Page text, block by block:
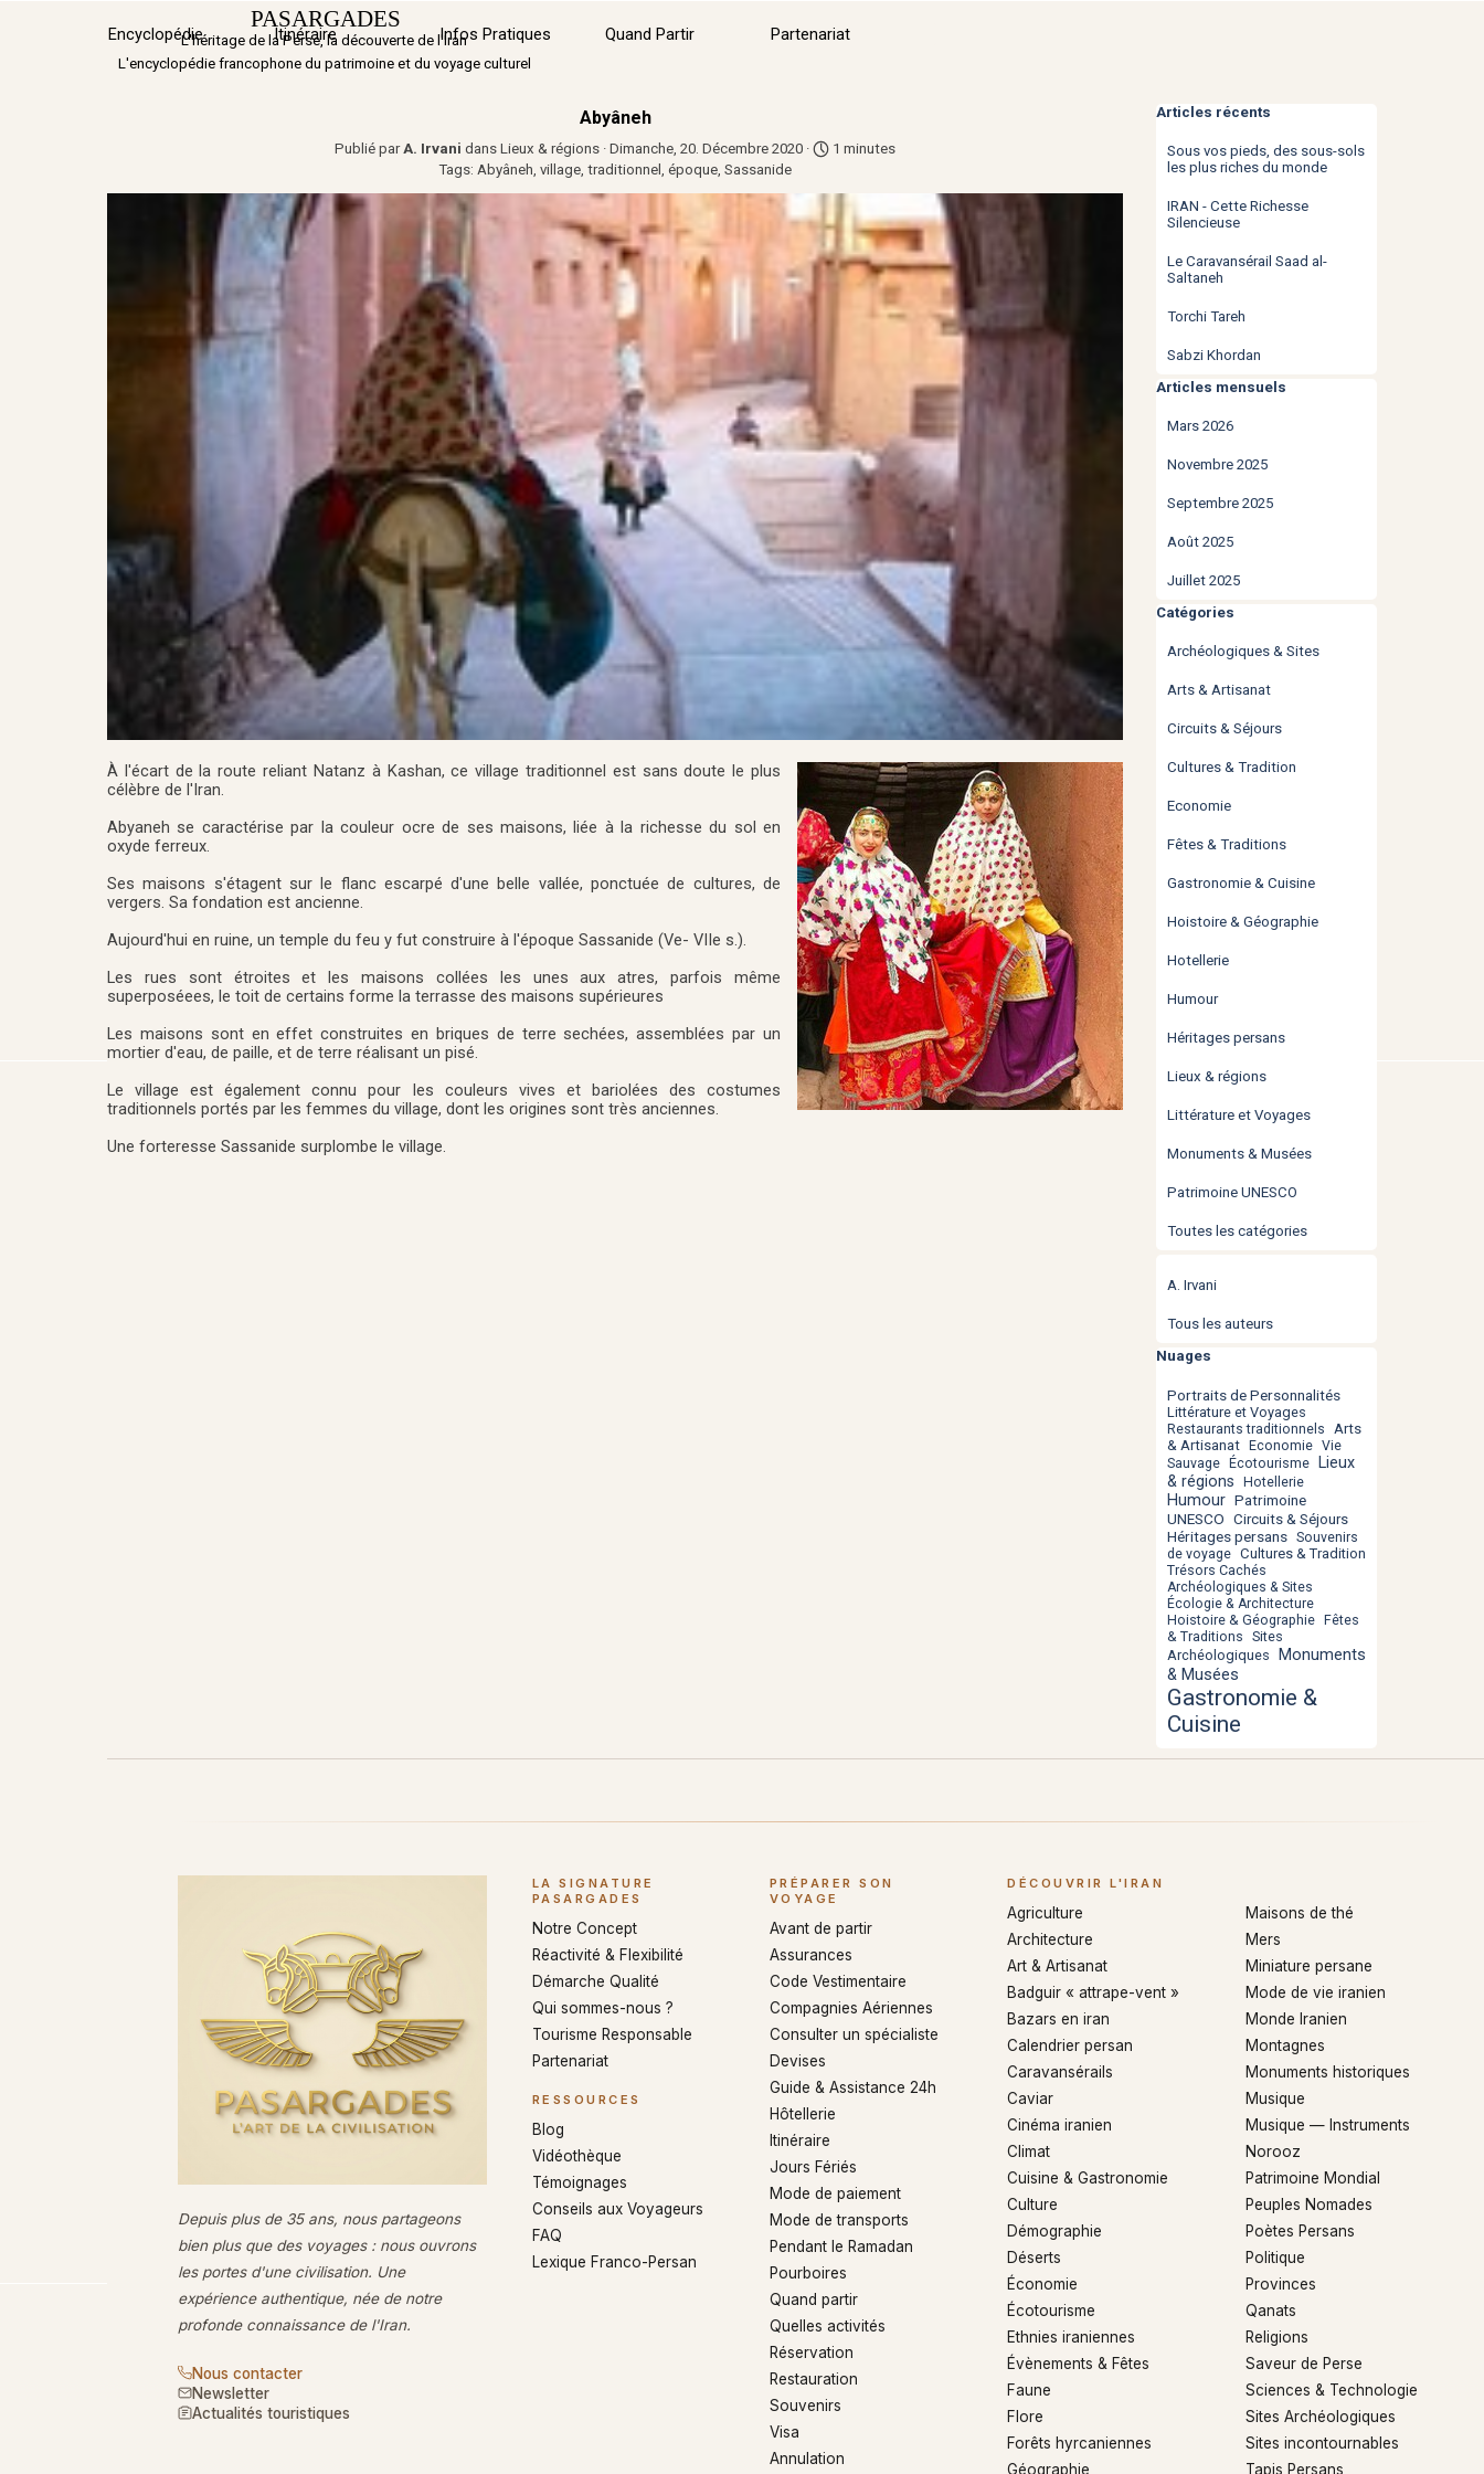
PASARGADES Sauter le menu
Encyclopédie Itinéraire ▼
Infos Pratiques Quand Partir Partenariat
L'héritage de la Perse, la découverte de l'Iran
L'encyclopédie francophone du patrimoine et du voyage culturel
Abyâneh
Publié parA. Irvani dans Lieux & régions· Dimanche, 20. Décembre 2020 ·
1 minutes
Tags: Abyâneh, village, traditionnel , époque, Sassanide
À l'écart de la route reliant Natanz à Kashan, ce village traditionnel est sans doute le plus
célèbre de l'Iran.
Abyaneh se caractérise par la couleur ocre de ses maisons, liée à la richesse du sol en
oxyde ferreux.
Ses maisons s'étagent sur le flanc escarpé d'une belle vallée, ponctuée de cultures, de
vergers. Sa fondation est ancienne.
Aujourd'hui en ruine, un temple du feu y fut construire à l'époque Sassanide (Ve- VIIe s.).
Les rues sont étroites et les maisons collées les unes aux atres, parfois même
superposéees, le toit de certains forme la terrasse des maisons supérieures
Les maisons sont en effet construites en briques de terre sechées, assemblées par un
mortier d'eau, de paille, et de terre réalisant un pisé.
Le village est également connu pour les couleurs vives et bariolées des costumes
traditionnels portés par les femmes du village, dont les origines sont très anciennes.
Une forteresse Sassanide surplombe le village.
Sauter le bloc Articles récents
Articles récents
Sous vos pieds, des sous-sols
les plus riches du monde
IRAN - Cette Richesse
Silencieuse
Le Caravansérail Saad al-
Saltaneh
Torchi Tareh
Sabzi Khordan
Sauter le bloc Articles mensuels
Articles mensuels
Mars 2026
Novembre 2025
Septembre 2025
Août 2025
Juillet 2025
Sauter le bloc Catégories
Catégories
Archéologiques & Sites
Arts & Artisanat
Circuits & Séjours
Cultures & Tradition
Economie
Fêtes & Traditions
Gastronomie & Cuisine
Hoistoire & Géographie
Hotellerie
Humour
Héritages persans
Lieux & régions
Littérature et Voyages
Monuments & Musées
Patrimoine UNESCO
Toutes les catégories
A. Irvani
Tous les auteurs
Sauter le bloc Nuages
Nuages
Portraits de Personnalités
Littérature et Voyages
Restaurants traditionnels
Arts
& Artisanat Economie Vie
Sauvage Écotourisme
Lieux
& régions
Hotellerie
Humour Patrimoine
UNESCO Circuits & Séjours
Héritages persans Souvenirs
de voyage Cultures & Tradition
Trésors Cachés
Archéologiques & Sites
Écologie & Architecture
Hoistoire & Géographie Fêtes
& Traditions Sites
Archéologiques Monuments
& Musées
Gastronomie &
Cuisine
Depuis plus de 35 ans, nous partageons
bien plus que des voyages : nous ouvrons
les portes d'une civilisation. Une
expérience authentique, née de notre
profonde connaissance de l'Iran.
Nous contacter
Newsletter
Actualités touristiques
LA SIGNATURE
PASARGADES
Notre Concept
Réactivité & Flexibilité
Démarche Qualité
Qui sommes-nous ?
Tourisme Responsable
Partenariat
RESSOURCES
Blog
Vidéothèque
Témoignages
Conseils aux Voyageurs
FAQ
Lexique Franco-Persan
PRÉPARER SON
VOYAGE
Avant de partir
Assurances
Code Vestimentaire
Compagnies Aériennes
Consulter un spécialiste
Devises
Guide & Assistance 24h
Hôtellerie
Itinéraire
Jours Fériés
Mode de paiement
Mode de transports
Pendant le Ramadan
Pourboires
Quand partir
Quelles activités
Réservation
Restauration
Souvenirs
Visa
Annulation
DÉCOUVRIR L'IRAN
Agriculture
Architecture
Art & Artisanat
Badguir « attrape-vent »
Bazars en iran
Calendrier persan
Caravansérails
Caviar
Cinéma iranien
Climat
Cuisine & Gastronomie
Culture
Démographie
Déserts
Économie
Écotourisme
Ethnies iraniennes
Évènements & Fêtes
Faune
Flore
Forêts hyrcaniennes
Géographie
Maisons de thé
Mers
Miniature persane
Mode de vie iranien
Monde Iranien
Montagnes
Monuments historiques
Musique
Musique — Instruments
Norooz
Patrimoine Mondial
Peuples Nomades
Poètes Persans
Politique
Provinces
Qanats
Religions
Saveur de Perse
Sciences & Technologie
Sites Archéologiques
Sites incontournables
Tapis Persans